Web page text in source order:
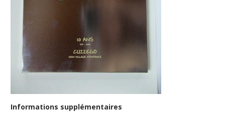
Informations supplémentaires